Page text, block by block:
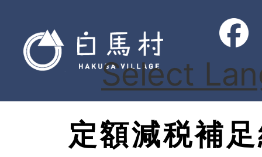
Select
定額減税補